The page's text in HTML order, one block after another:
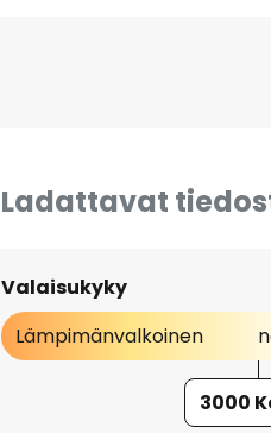
Ladattavat
Valaisukyky
Lämpimänvalkoinen
3000